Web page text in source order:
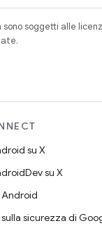
soggetti alle
su X
su X
Android
sicurezza di